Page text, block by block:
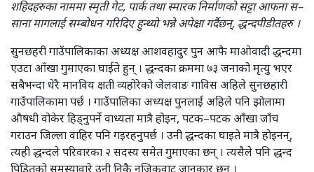
शहिदहरुका नाममा स्मृती गेट, पार्क तथा स्मारक निर्माणको सट्टा आफना स–
साना मागलाई सम्बोधन गरिदिए हुन्थ्यो भन्ने अपेक्षा गर्दैछन्, द्धन्दपीडीतहरु ।
सुनछहरी गाउँपालिकाका अध्यक्ष आशवहादुर पुन आफै माओवादी द्धन्दमा
एउटा आँखा गुमाएका घाईते हुन् । द्धन्दका क्रममा ७३ जनाको मृत्यु भएर
सबैभन्दा धेरै मानविय क्षती व्यहोरेको जेलवाङ गाविस अहिले सुनछहारी
गाउँपालिकामा पर्छ । गाउँपालिका अध्यक्ष पुनलाई अहिले पनि झोलामा
औषधी वोकेर हिड्नुपर्ने वाध्यता मात्रै होइन, पटक–पटक आँखा जाँच
गराउन जिल्ला वाहिर पनि गइरहनुपर्छ । उनी द्धन्दका घाइते मात्रै होइनन्,
त्यही द्धन्दले परिवारका २ सदस्य समेत गुमाएका छन् । त्यसैले पनि द्धन्द
पिडितको समस्यावारे उनी निकै नजिकवाट जानकार छन् ।